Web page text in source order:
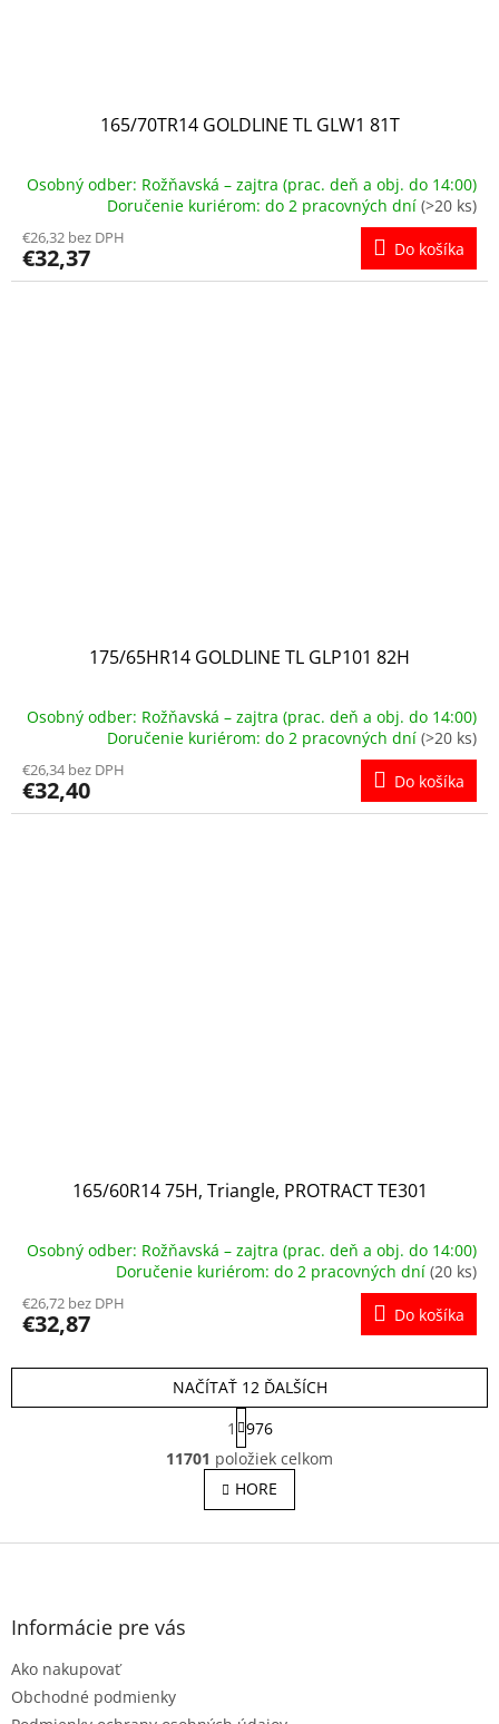
165/70TR14 GOLDLINE TL GLW1 81T
Osobný odber: Rožňavská – zajtra (prac. deň a obj. do 14:00)
Doručenie kuriérom: do 2 pracovných dní (>20 ks)
€26,32 bez DPH
€32,37 Do košíka
175/65HR14 GOLDLINE TL GLP101 82H
Osobný odber: Rožňavská – zajtra (prac. deň a obj. do 14:00)
Doručenie kuriérom: do 2 pracovných dní (>20 ks)
€26,34 bez DPH
€32,40 Do košíka
165/60R14 75H, Triangle, PROTRACT TE301
Osobný odber: Rožňavská – zajtra (prac. deň a obj. do 14:00)
Doručenie kuriérom: do 2 pracovných dní (20 ks)
€26,72 bez DPH
€32,87 Do košíka
O
v
l
á
NAČÍTAŤ 12 ĎALŠÍCH
S
t
r
á
n
k
v
1
976
11701 položiek celkom
HORE
Z
Informácie pre vás
Ako nakupovať
Obchodné podmienky